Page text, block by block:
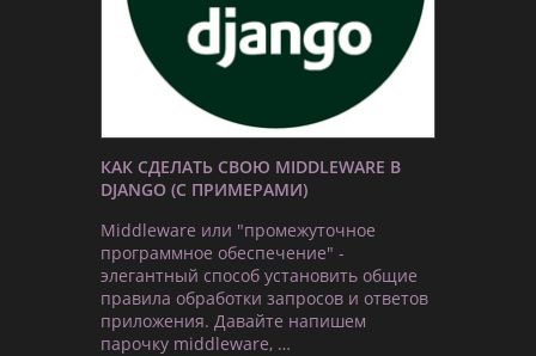
КАК СДЕЛАТЬ СВОЮ MIDDLEWARE В
DJANGO (С ПРИМЕРАМИ)
Middleware или "промежуточное
программное обеспечение" -
элегантный способ установить общие
правила обработки запросов и ответов
приложения. Давайте напишем
парочку middleware, …